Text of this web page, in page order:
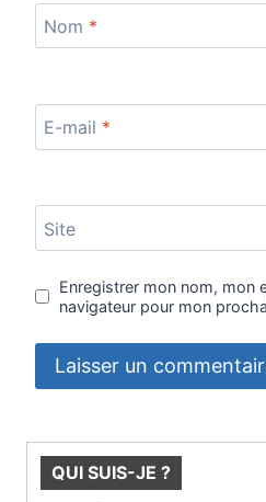
Nom *
E-mail *
Site
Enregistrer mon nom, mon
navigateur pour mon
QUI SUIS-JE ?